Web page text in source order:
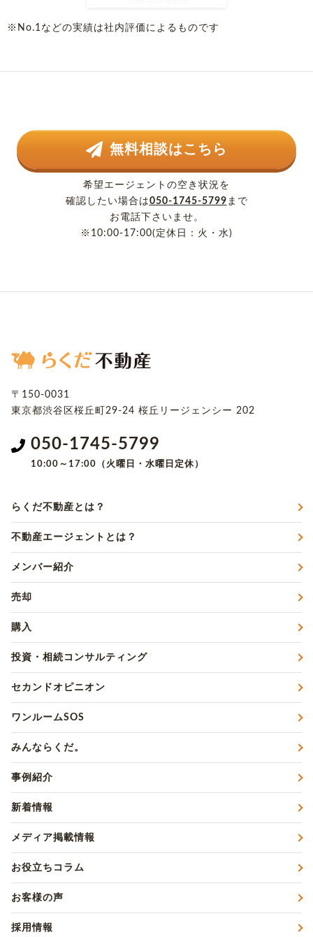
※No.1などの実績は社内評価によるものです
無料相談はこちら
希望エージェントの空き状況を
確認したい場合は050-1745-5799 まで
お電話下さいませ。
※10:00-17:00(定休日：火・水)
〒150-0031
東京都渋谷区桜丘町29-24 桜丘リージェンシー 202
050-1745-5799
10:00～17:00（火曜日・水曜日定休）
らくだ不動産とは？
不動産エージェントとは？
メンバー紹介
売却
購入
投資・相続コンサルティング
セカンドオピニオン
ワンルームSOS
みんならくだ。
事例紹介
新着情報
メディア掲載情報
お役立ちコラム
お客様の声
採用情報